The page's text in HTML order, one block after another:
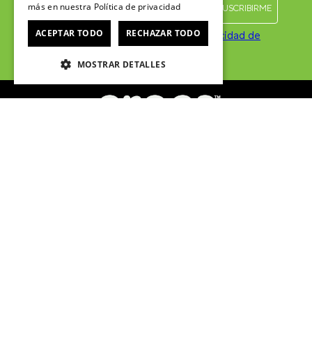
He leído y acepto lasPolíticas de privacidad de
más en nuestra Política de privacidad
ACEPTAR TODO RECHAZAR TODO
MOSTRAR DETALLES